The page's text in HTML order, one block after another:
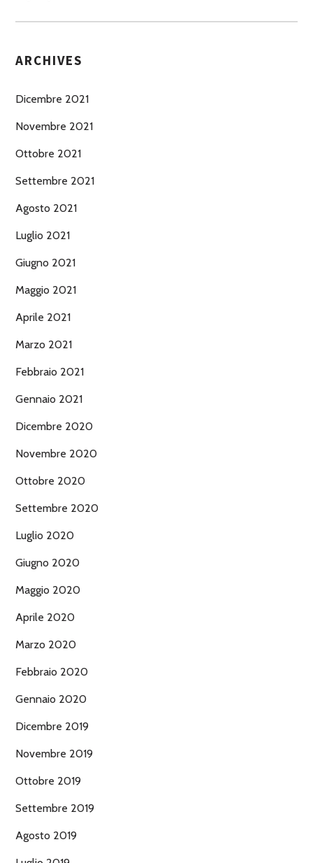
ARCHIVES
Dicembre 2021
Novembre 2021
Ottobre 2021
Settembre 2021
Agosto 2021
Luglio 2021
Giugno 2021
Maggio 2021
Aprile 2021
Marzo 2021
Febbraio 2021
Gennaio 2021
Dicembre 2020
Novembre 2020
Ottobre 2020
Settembre 2020
Luglio 2020
Giugno 2020
Maggio 2020
Aprile 2020
Marzo 2020
Febbraio 2020
Gennaio 2020
Dicembre 2019
Novembre 2019
Ottobre 2019
Settembre 2019
Agosto 2019